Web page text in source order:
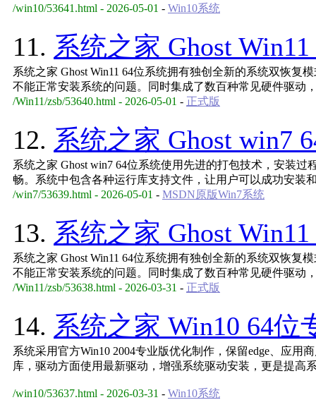
/win10/53641.html - 2026-05-01 - Win10系统
11. 系统之家 Ghost
系统之家 Ghost Win11 64位系统拥有独创全新的系统双恢复
不能正常安装系统的问题。同时集成了数百种常见硬件驱动
/Win11/zsb/53640.html - 2026-05-01 - 正式版
12. 系统之家 Ghost win7
系统之家 Ghost win7 64位系统使用先进的打包技术，安装
畅。系统中包含各种运行库支持文件，让用户可以成功安装
/win7/53639.html - 2026-05-01 - MSDN原版Win7系统
13. 系统之家 Ghost
系统之家 Ghost Win11 64位系统拥有独创全新的系统双恢复
不能正常安装系统的问题。同时集成了数百种常见硬件驱动
/Win11/zsb/53638.html - 2026-03-31 - 正式版
14. 系统之家 Win10 64位
系统采用官方Win10 2004专业版优化制作，保留edge、应用
库，驱动方面使用最新驱动，增强系统驱动安装，更是提高
/win10/53637.html - 2026-03-31 - Win10系统